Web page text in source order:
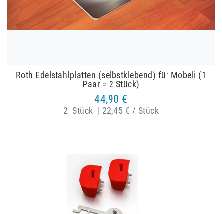
Roth Edelstahlplatten (selbstklebend) für Mobeli (1
Paar = 2 Stück)
44,90 €
2 Stück | 22,45 € / Stück